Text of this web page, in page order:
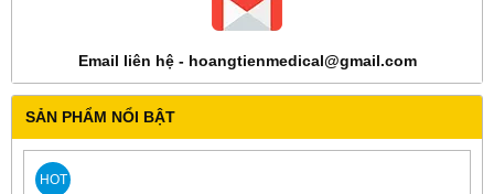
Email liên hệ - hoangtienmedical@gmail.com
SẢN PHẨM NỔI BẬT
HOT